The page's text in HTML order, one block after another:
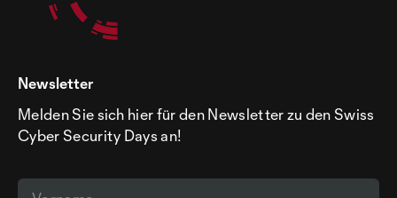
Newsletter
Melden Sie sich hier für den Newsletter zu den Swiss
Cyber Security Days an!